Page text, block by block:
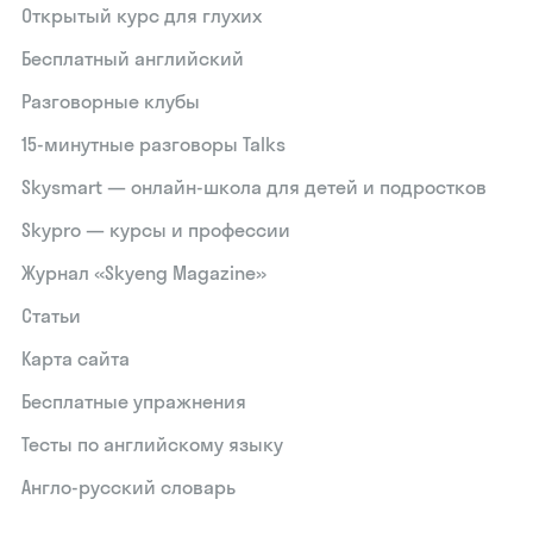
Открытый курс для глухих
Бесплатный английский
Разговорные клубы
15‑минутные разговоры Talks
Skysmart — онлайн-школа для детей и подростков
Skypro — курсы и профессии
Журнал «Skyeng Magazine»
Статьи
Карта сайта
Бесплатные упражнения
Тесты по английскому языку
Англо-русский словарь